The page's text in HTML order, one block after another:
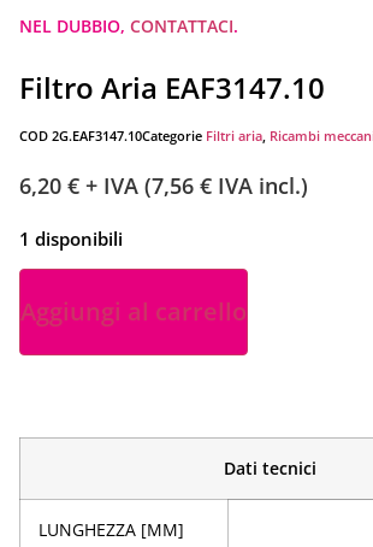
NEL DUBBIO, CONTATTACI.
Filtro Aria EAF3147.10
COD 2G.EAF3147.10Categorie Filtri aria, Ricambi
6,20 € + IVA (7,56 € IVA incl.)
1 disponibili
Aggiungi al carrello
Dati tecnici
LUNGHEZZA [MM]